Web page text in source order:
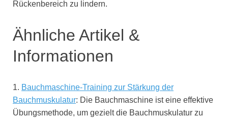
Rückenbereich zu lindern.
Ähnliche Artikel &
Informationen
1. Bauchmaschine-Training zur Stärkung der
Bauchmuskulatur: Die Bauchmaschine ist eine effektive
Übungsmethode, um gezielt die Bauchmuskulatur zu